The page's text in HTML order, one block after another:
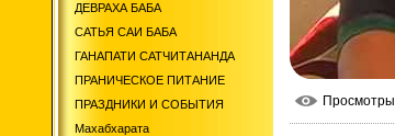
ДЕВРАХА БАБА
САТЬЯ САИ БАБА
ГАНАПАТИ САТЧИТАНАНДА
ПРАНИЧЕСКОЕ ПИТАНИЕ
ПРАЗДНИКИ И СОБЫТИЯ
Махабхарата
Просмотры